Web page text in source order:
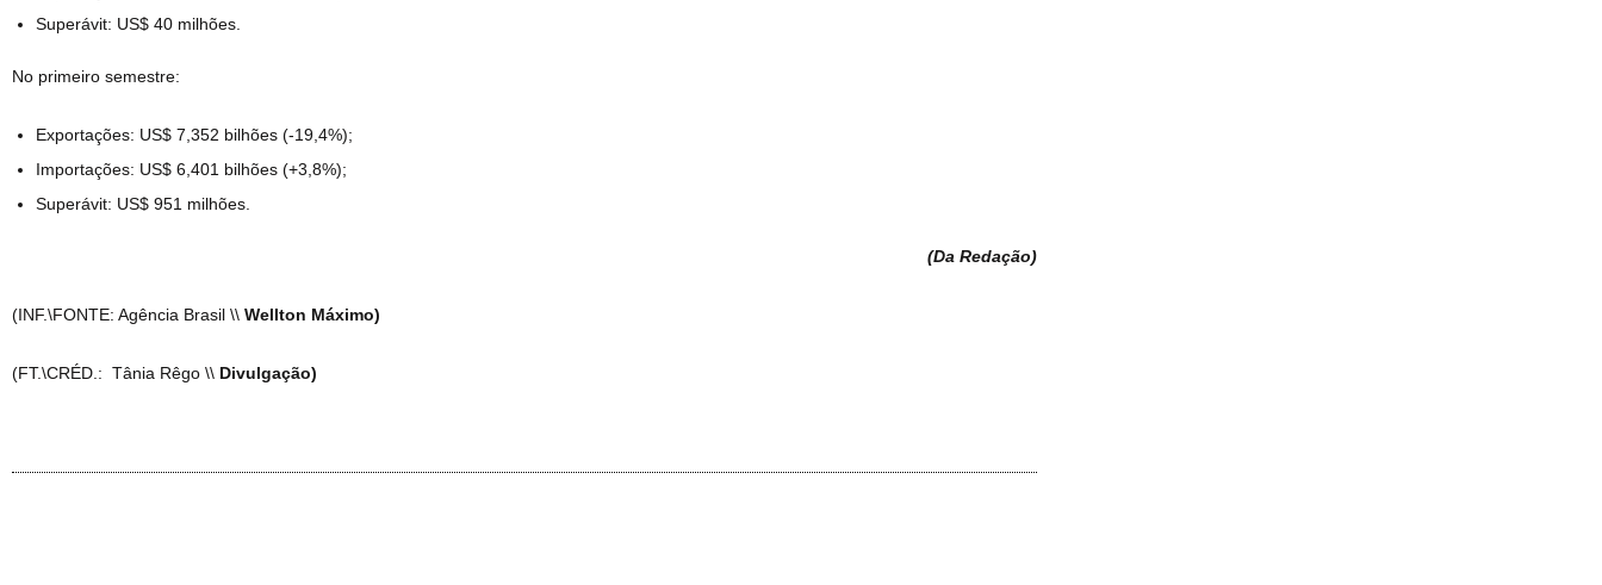
Superávit: US$ 40 milhões.
No primeiro semestre:
Exportações: US$ 7,352 bilhões (-19,4%);
Importações: US$ 6,401 bilhões (+3,8%);
Superávit: US$ 951 milhões.
(Da Redação)
(INF.\FONTE: Agência Brasil \\ Wellton Máximo)
(FT.\CRÉD.: Tânia Rêgo \\ Divulgação)